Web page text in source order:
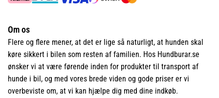
Om os
Flere og flere mener, at det er lige så naturligt, at hunden skal
køre sikkert i bilen som resten af familien. Hos Hundburar.se
ønsker vi at være førende inden for produkter til transport af
hunde i bil, og med vores brede viden og gode priser er vi
overbeviste om, at vi kan hjælpe dig med dine indkøb.